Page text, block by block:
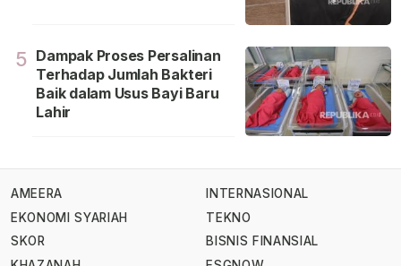
5 Dampak Proses Persalinan
Terhadap Jumlah Bakteri
Baik dalam Usus Bayi Baru
Lahir
AMEERA
EKONOMI SYARIAH
SKOR
INTERNASIONAL
TEKNO
BISNIS FINANSIAL